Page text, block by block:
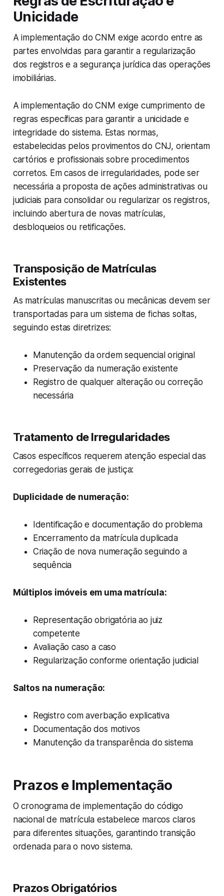
Unicidade
A implementação do CNM exige acordo entre as
partes envolvidas para garantir a regularização
dos registros e a segurança jurídica das operações
imobiliárias.
A implementação do CNM exige cumprimento de
regras específicas para garantir a unicidade e
integridade do sistema. Estas normas,
estabelecidas pelos provimentos do CNJ, orientam
cartórios e profissionais sobre procedimentos
corretos. Em casos de irregularidades, pode ser
necessária a proposta de ações administrativas ou
judiciais para consolidar ou regularizar os registros,
incluindo abertura de novas matrículas,
desbloqueios ou retificações.
Transposição de Matrículas
Existentes
As matrículas manuscritas ou mecânicas devem ser
transportadas para um sistema de fichas soltas,
seguindo estas diretrizes:
Manutenção da ordem sequencial original
Preservação da numeração existente
Registro de qualquer alteração ou correção
necessária
Tratamento de Irregularidades
Casos específicos requerem atenção especial das
corregedorias gerais de justiça:
Duplicidade de numeração:
Identificação e documentação do problema
Encerramento da matrícula duplicada
Criação de nova numeração seguindo a
sequência
Múltiplos imóveis em uma matrícula:
Representação obrigatória ao juiz
competente
Avaliação caso a caso
Regularização conforme orientação judicial
Saltos na numeração:
Registro com averbação explicativa
Documentação dos motivos
Manutenção da transparência do sistema
Prazos e Implementação
O cronograma de implementação do código
nacional de matrícula estabelece marcos claros
para diferentes situações, garantindo transição
ordenada para o novo sistema.
Prazos Obrigatórios